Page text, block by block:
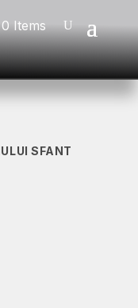
0 Items
SFANT